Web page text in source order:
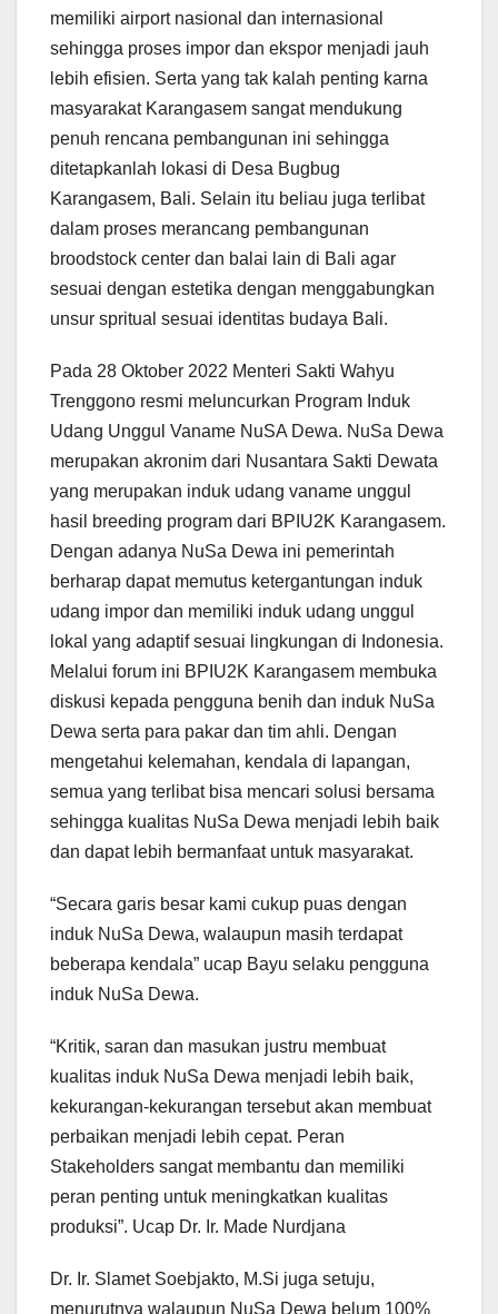
memiliki airport nasional dan internasional
sehingga proses impor dan ekspor menjadi jauh
lebih efisien. Serta yang tak kalah penting karna
masyarakat Karangasem sangat mendukung
penuh rencana pembangunan ini sehingga
ditetapkanlah lokasi di Desa Bugbug
Karangasem, Bali. Selain itu beliau juga terlibat
dalam proses merancang pembangunan
broodstock center dan balai lain di Bali agar
sesuai dengan estetika dengan menggabungkan
unsur spritual sesuai identitas budaya Bali.
Pada 28 Oktober 2022 Menteri Sakti Wahyu
Trenggono resmi meluncurkan Program Induk
Udang Unggul Vaname NuSA Dewa. NuSa Dewa
merupakan akronim dari Nusantara Sakti Dewata
yang merupakan induk udang vaname unggul
hasil breeding program dari BPIU2K Karangasem.
Dengan adanya NuSa Dewa ini pemerintah
berharap dapat memutus ketergantungan induk
udang impor dan memiliki induk udang unggul
lokal yang adaptif sesuai lingkungan di Indonesia.
Melalui forum ini BPIU2K Karangasem membuka
diskusi kepada pengguna benih dan induk NuSa
Dewa serta para pakar dan tim ahli. Dengan
mengetahui kelemahan, kendala di lapangan,
semua yang terlibat bisa mencari solusi bersama
sehingga kualitas NuSa Dewa menjadi lebih baik
dan dapat lebih bermanfaat untuk masyarakat.
“Secara garis besar kami cukup puas dengan
induk NuSa Dewa, walaupun masih terdapat
beberapa kendala” ucap Bayu selaku pengguna
induk NuSa Dewa.
“Kritik, saran dan masukan justru membuat
kualitas induk NuSa Dewa menjadi lebih baik,
kekurangan-kekurangan tersebut akan membuat
perbaikan menjadi lebih cepat. Peran
Stakeholders sangat membantu dan memiliki
peran penting untuk meningkatkan kualitas
produksi”. Ucap Dr. Ir. Made Nurdjana
Dr. Ir. Slamet Soebjakto, M.Si juga setuju,
menurutnya walaupun NuSa Dewa belum 100%